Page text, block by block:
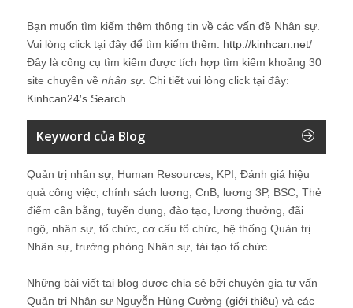
Bạn muốn tìm kiếm thêm thông tin về các vấn đề Nhân sự
Vui lòng click tại đây để tìm kiếm thêm: http://kinhcan.net/
Đây là công cụ tìm kiếm được tích hợp tìm kiếm khoảng 30
site chuyên về nhân sự. Chi tiết vui lòng click tại đây:
Kinhcan24′s Search
Keyword của Blog
Quản trị nhân sự, Human Resources, KPI, Đánh giá hiệu
quả công việc, chính sách lương, CnB, lương 3P, BSC, Thẻ
điểm cân bằng, tuyển dụng, đào tạo, lương thưởng, đãi
ngộ, nhân sự, tổ chức, cơ cấu tổ chức, hệ thống Quản trị
Nhân sự, trưởng phòng Nhân sự, tái tạo tổ chức
Những bài viết tại blog được chia sẻ bởi chuyên gia tư vấn
Quản trị Nhân sự Nguyễn Hùng Cường (giới thiệu) và các